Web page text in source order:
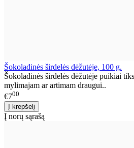
Šokoladinės širdelės dėžutėje, 100 g.
Šokoladinės širdelės dėžutėje puikiai
mylimajam ar artimam draugui..
€700
Į norų sąrašą